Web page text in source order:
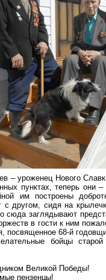
– уроженец Нового
пунктах, теперь они
им построены
с другом, сидя на
сюда заглядывают
в гости к ним
посвященное 68-й
бойцы
Великой Победы!
пензенцы!